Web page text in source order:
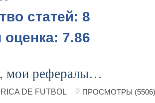
статей: 8
7.86
мои рефералы…
DE FUTBOL ПРОСМОТРЫ (5506)